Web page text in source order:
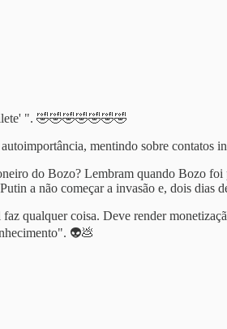
". 🤣🤣🤣🤣🤣🤣🤣
mentindo sobre contatos
do Bozo? Lembram quando Bozo
a não começar a invasão e, dois dias
qualquer coisa. Deve render
👽💩